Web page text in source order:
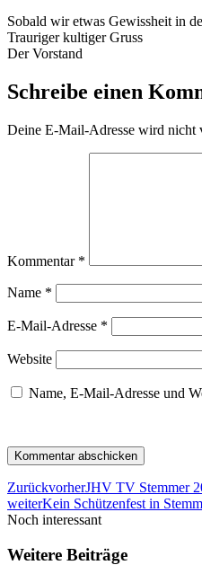
Sobald wir etwas Gewissheit in
Trauriger kultiger Gruss
Der Vorstand
Schreibe einen
Deine E-Mail-Adresse wird nicht
Kommentar *
Name *
E-Mail-Adresse *
Website
Name, E-Mail-Adresse und
ZurückvorherJHV TV Stemmer
weiterKein Schützenfest in
Noch interessant
Weitere Beiträge